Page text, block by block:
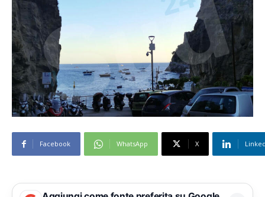
Facebook WhatsApp X